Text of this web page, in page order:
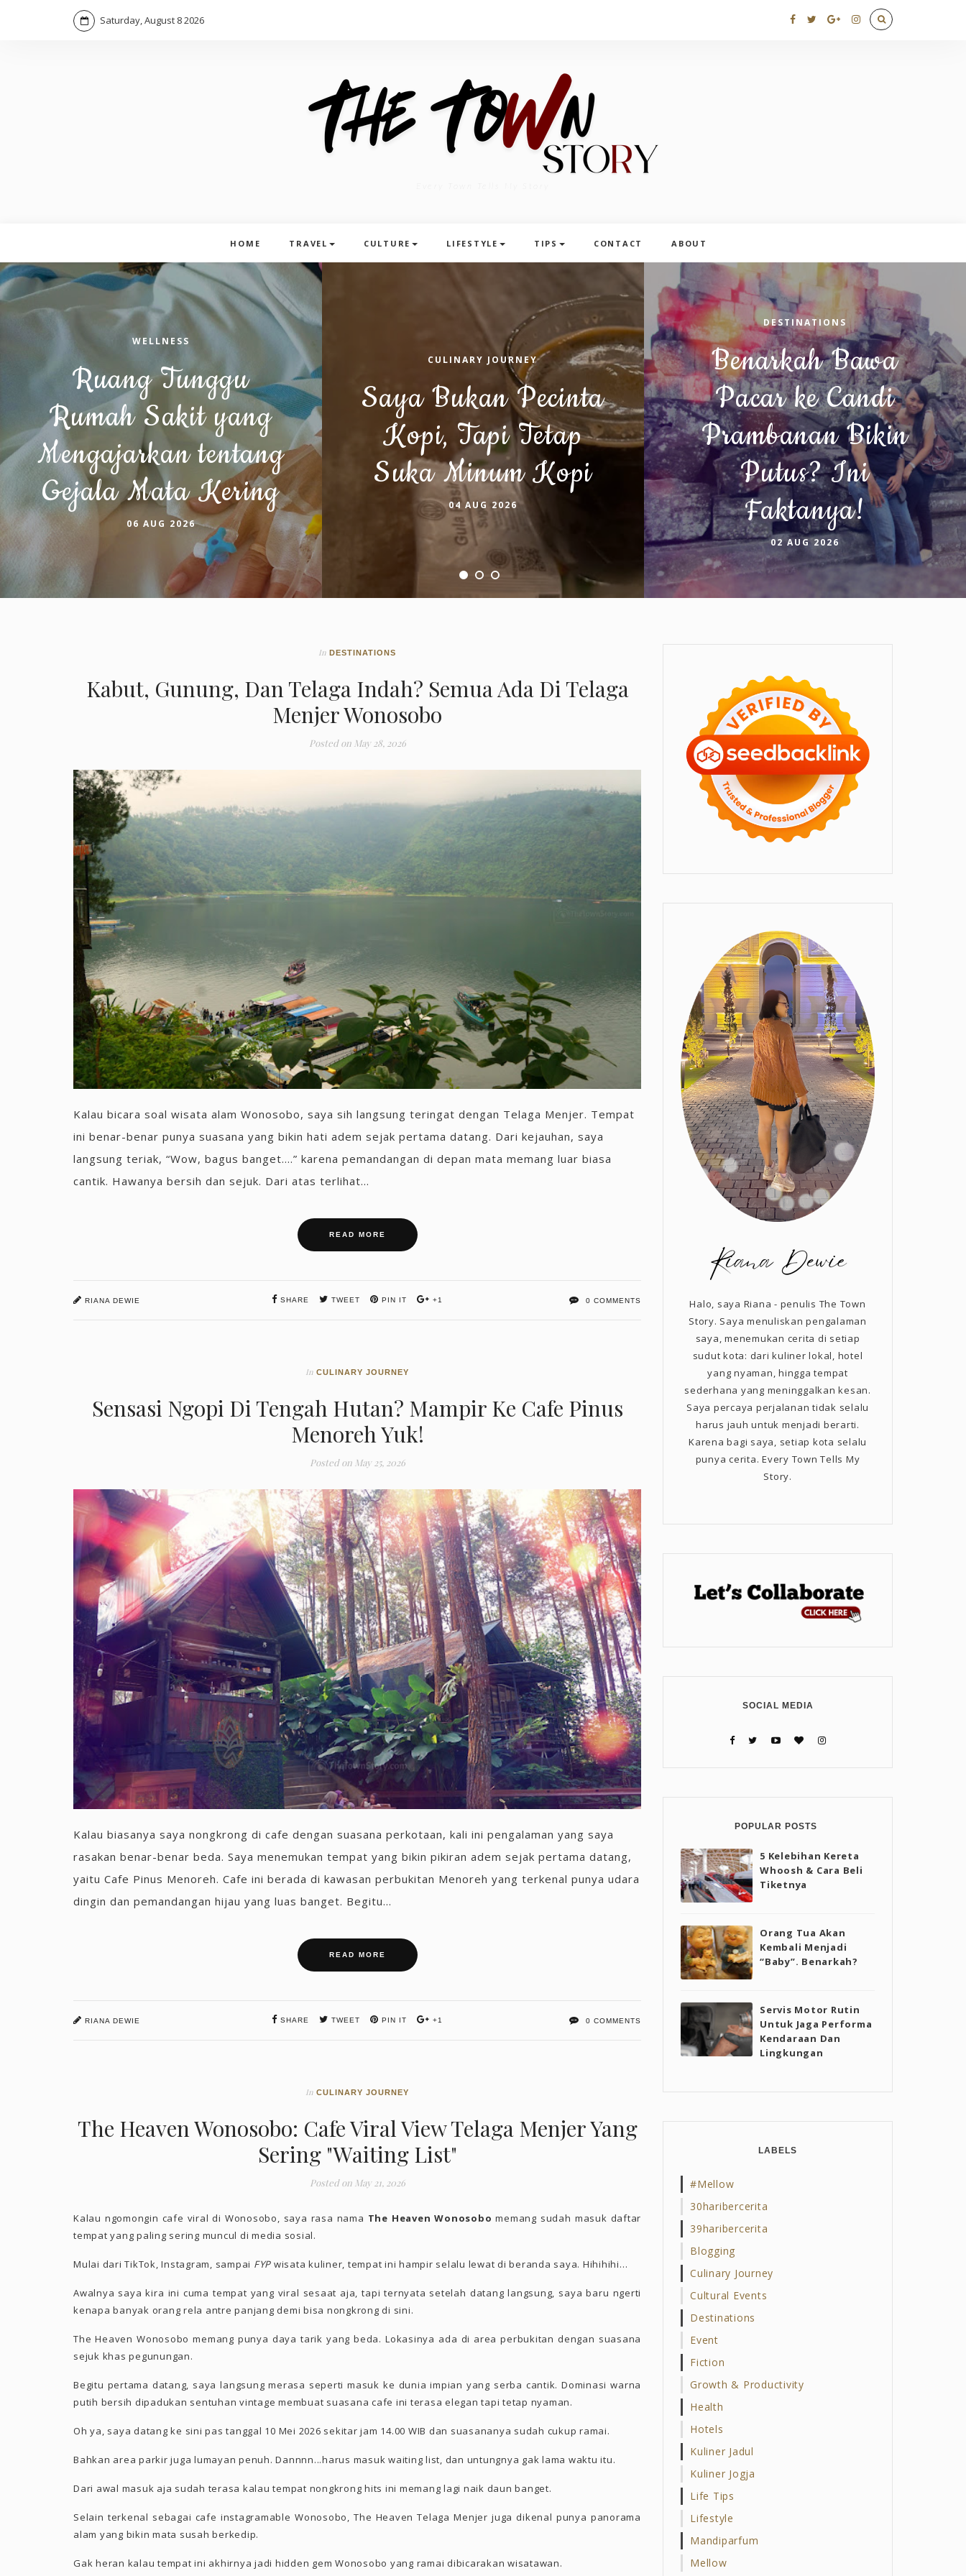
Saturday, August 8 2026
HOME TRAVEL CULTURE LIFESTYLE TIPS CONTACT ABOUT
WELLNESS
Ruang Tunggu
Rumah Sakit yang
Mengajarkan tentang
Gejala Mata Kering
06 AUG 2026
CULINARY JOURNEY
Saya Bukan Pecinta
Kopi, Tapi Tetap
Suka Minum Kopi
04 AUG 2026
DESTINATIONS
Benarkah Bawa
Pacar ke Candi
Prambanan Bikin
Putus? Ini
Faktanya!
02 AUG 2026
In DESTINATIONS
Kabut, Gunung, Dan Telaga Indah? Semua Ada Di Telaga
Menjer Wonosobo
Posted onMay 28, 2026
Kalau bicara soal wisata alam Wonosobo, saya sih langsung teringat dengan Telaga Menjer. Tempat
ini benar-benar punya suasana yang bikin hati adem sejak pertama datang. Dari kejauhan, saya
langsung teriak, “Wow, bagus banget….” karena pemandangan di depan mata memang luar biasa
cantik. Hawanya bersih dan sejuk. Dari atas terlihat...
READ MORE
RIANA DEWIE SHARE TWEET PIN IT +1 0 COMMENTS
In CULINARY JOURNEY
Sensasi Ngopi Di Tengah Hutan? Mampir Ke Cafe Pinus
Menoreh Yuk!
Posted onMay 25, 2026
Kalau biasanya saya nongkrong di cafe dengan suasana perkotaan, kali ini pengalaman yang saya
rasakan benar-benar beda. Saya menemukan tempat yang bikin pikiran adem sejak pertama datang,
yaitu Cafe Pinus Menoreh. Cafe ini berada di kawasan perbukitan Menoreh yang terkenal punya udara
dingin dan pemandangan hijau yang luas banget. Begitu...
READ MORE
RIANA DEWIE SHARE TWEET PIN IT +1 0 COMMENTS
In CULINARY JOURNEY
The Heaven Wonosobo: Cafe Viral View Telaga Menjer Yang
Sering "Waiting List"
Posted onMay 21, 2026
Kalau ngomongin cafe viral di Wonosobo, saya rasa nama The Heaven Wonosobo memang sudah masuk daftar
tempat yang paling sering muncul di media sosial.
Mulai dari TikTok, Instagram, sampai FYP wisata kuliner, tempat ini hampir selalu lewat di beranda saya. Hihihihi…
Awalnya saya kira ini cuma tempat yang viral sesaat aja, tapi ternyata setelah datang langsung, saya baru ngerti
kenapa banyak orang rela antre panjang demi bisa nongkrong di sini.
The Heaven Wonosobo memang punya daya tarik yang beda. Lokasinya ada di area perbukitan dengan suasana
sejuk khas pegunungan.
Begitu pertama datang, saya langsung merasa seperti masuk ke dunia impian yang serba cantik. Dominasi warna
putih bersih dipadukan sentuhan vintage membuat suasana cafe ini terasa elegan tapi tetap nyaman.
Oh ya, saya datang ke sini pas tanggal 10 Mei 2026 sekitar jam 14.00 WIB dan suasananya sudah cukup ramai.
Bahkan area parkir juga lumayan penuh. Dannnn...harus masuk waiting list, dan untungnya gak lama waktu itu.
Dari awal masuk aja sudah terasa kalau tempat nongkrong hits ini memang lagi naik daun banget.
Selain terkenal sebagai cafe instagramable Wonosobo, The Heaven Telaga Menjer juga dikenal punya panorama
alam yang bikin mata susah berkedip.
Gak heran kalau tempat ini akhirnya jadi hidden gem Wonosobo yang ramai dibicarakan wisatawan.
Halo, saya Riana - penulis The Town
Story. Saya menuliskan pengalaman
saya, menemukan cerita di setiap
sudut kota: dari kuliner lokal, hotel
yang nyaman, hingga tempat
sederhana yang meninggalkan kesan.
Saya percaya perjalanan tidak selalu
harus jauh untuk menjadi berarti.
Karena bagi saya, setiap kota selalu
punya cerita. Every Town Tells My
Story.
SOCIAL MEDIA
POPULAR POSTS
5 Kelebihan Kereta
Whoosh & Cara Beli
Tiketnya
Orang Tua Akan
Kembali Menjadi
“Baby”. Benarkah?
Servis Motor Rutin
Untuk Jaga Performa
Kendaraan Dan
Lingkungan
LABELS
#mellow
30haribercerita
39haribercerita
Blogging
Culinary Journey
Cultural Events
Destinations
Event
Fiction
Growth & Productivity
Health
Hotels
Kuliner Jadul
Kuliner Jogja
Life Tips
Lifestyle
Mandiparfum
Mellow